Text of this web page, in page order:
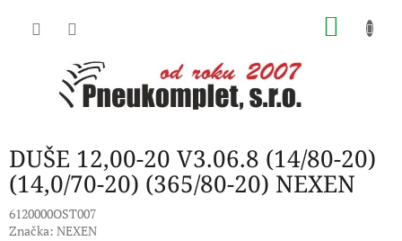
DUŠE 12,00-20 V3.06.8 (14/80-20)
(14,0/70-20) (365/80-20) NEXEN
6120000OST007
Značka: NEXEN